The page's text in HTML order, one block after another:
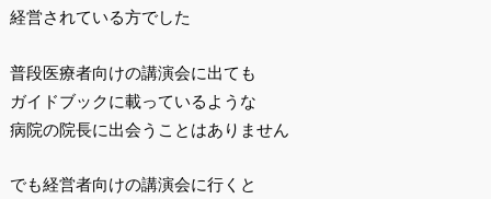
経営されている方でした
普段医療者向けの講演会に出ても
ガイドブックに載っているような
病院の院長に出会うことはありません
でも経営者向けの講演会に行くと